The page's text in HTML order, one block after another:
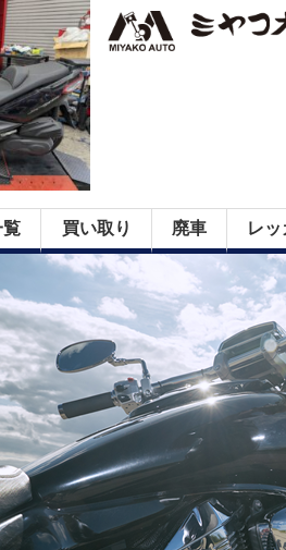
覧 買い取り 廃車 レ